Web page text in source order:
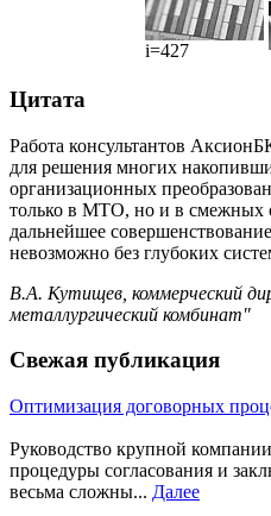
i=427
Цитата
Работа консультантов
для решения многих
организационных
только в МТО, но и в смежных
дальнейшее
невозможно без глубоких
В.А. Кутищев, коммерческий
металлургический комбинат"
Свежая публикация
Оптимизация договорных
Руководство крупной
процедуры согласования и
весьма сложны... Далее